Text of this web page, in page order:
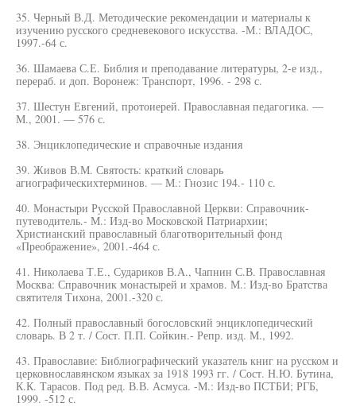
35. Черный В.Д. Методические рекомендации и материалы к
изучению русского средневекового искусства. -М.: ВЛАДОС,
1997.-64 с.
36. Шамаева С.Е. Библия и преподавание литературы, 2-е изд.,
перераб. и доп. Воронеж: Транспорт, 1996. - 298 с.
37. Шестун Евгений, протоиерей. Православная педагогика. —
М., 2001. — 576 с.
38. Энциклопедические и справочные издания
39. Живов В.М. Святость: краткий словарь
агиографическихтерминов. — М.: Гнозис 194.- 110 с.
40. Монастыри Русской Православной Церкви: Справочник-
путеводитель.- М.: Изд-во Московской Патриархии;
Христианский православный благотворительный фонд
«Преображение», 2001.-464 с.
41. Николаева Т.Е., Судариков В.А., Чапнин С.В. Православная
Москва: Справочник монастырей и храмов. М.: Изд-во Братства
святителя Тихона, 2001.-320 с.
42. Полный православный богословский энциклопедический
словарь. В 2 т. / Сост. П.П. Сойкин.- Репр. изд. М., 1992.
43. Православие: Библиографический указатель книг на русском и
церковнославянском языках за 1918 1993 гг. / Сост. Н.Ю. Бутина,
К.К. Тарасов. Под ред. В.В. Асмуса. -М.: Изд-во ПСТБИ; РГБ,
1999. -512 с.